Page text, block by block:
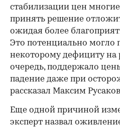
стабилизации цен
принять решение
ожидая более
Это потенциально могло
некоторому дефициту на
очередь, поддержало
падение даже при
рассказал Максим
Еще одной причиной
эксперт назвал